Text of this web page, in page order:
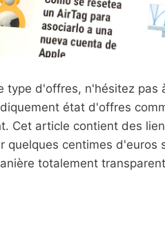
type d'offres, n'hésitez pas
état d'offres
Cet article contient des
quelques centimes
totalement